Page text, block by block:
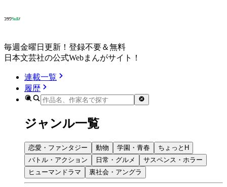
毎週金曜日更新！登録不要＆無料
日本文芸社の公式Webまんがサイト！
連載一覧
履歴
ジャンル一覧
恋愛・ファンタジー 動物 学園・青春
ちょっとH
バトル・アクション
日常・グルメ
サスペンス・ホラー
ヒューマンドラマ
裏社会・アングラ